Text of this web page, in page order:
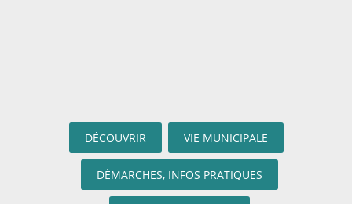
DÉCOUVRIR VIE MUNICIPALE
DÉMARCHES, INFOS PRATIQUES